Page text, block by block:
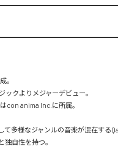
。
ックよりメジャーデビュー。
con anima Inc.に所属。
て多様なジャンルの音楽が混在する
独自性を持つ。